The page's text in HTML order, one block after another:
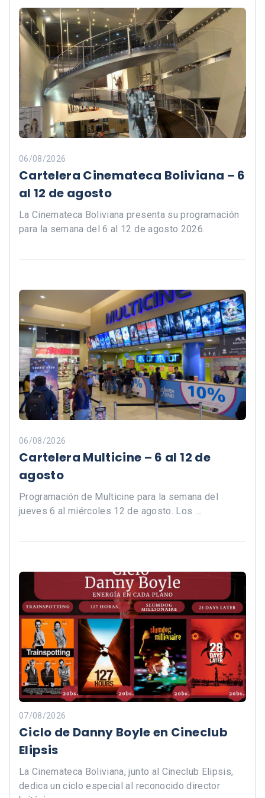
06/08/2026
Cartelera Cinemateca Boliviana – 6
al 12 de agosto
La Cinemateca Boliviana presenta su programación
para la semana del 6 al 12 de agosto 2026.
06/08/2026
Cartelera Multicine – 6 al 12 de
agosto
Programación de Multicine para la semana del
jueves 6 al miércoles 12 de agosto. Los …
07/08/2026
Ciclo de Danny Boyle en Cineclub
Elipsis
La Cinemateca Boliviana, junto al Cineclub Elipsis,
dedica un ciclo especial al reconocido director